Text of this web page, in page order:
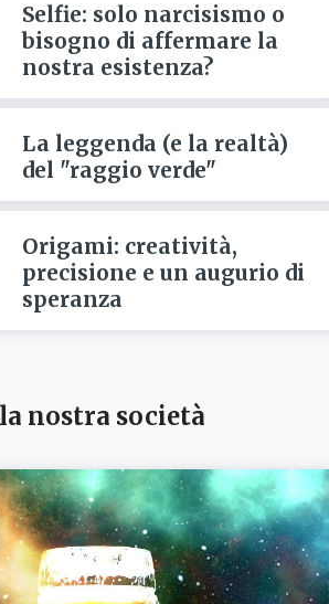
Selfie: solo narcisismo o
bisogno di affermare la
nostra esistenza?
La leggenda (e la realtà)
del "raggio verde"
Origami: creatività,
precisione e un augurio di
speranza
nostra società